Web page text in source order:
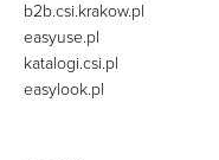
b2b.csi.krakow.pl
easyuse.pl
katalogi.csi.pl
easylook.pl